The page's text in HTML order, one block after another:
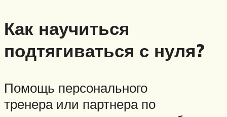
Как научиться
подтягиваться с нуля?
Помощь персонального
тренера или партнера по